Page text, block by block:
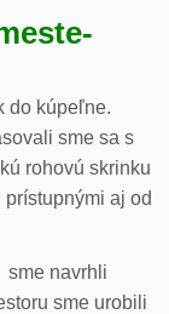
do kúpeľne.
sme sa s
rohovú skrinku
aj od
sme navrhli
sme urobili